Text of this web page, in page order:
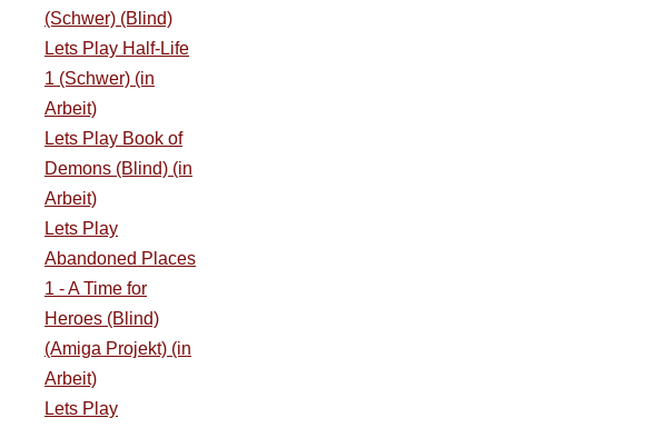
(Schwer) (Blind)
Lets Play Half-Life
1 (Schwer) (in
Arbeit)
Lets Play Book of
Demons (Blind) (in
Arbeit)
Lets Play
Abandoned Places
1 - A Time for
Heroes (Blind)
(Amiga Projekt) (in
Arbeit)
Lets Play